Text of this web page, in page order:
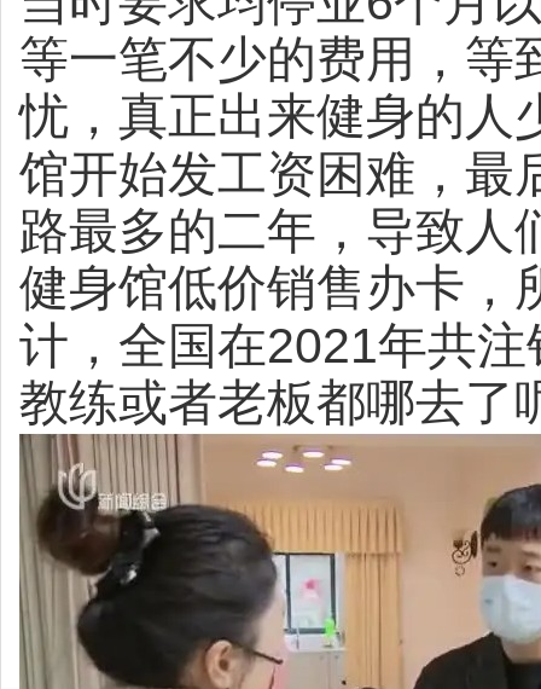
等一笔不少的费用，等
忧，真正出来健身的人
馆开始发工资困难，最
路最多的二年，导致人
健身馆低价销售办卡，
计，全国在2021年共注
教练或者老板都哪去了